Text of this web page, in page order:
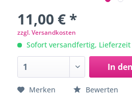
11,00 € *
zzgl. Versandkosten
Sofort versandfertig, Lieferzeit
In den
Merken Bewerten